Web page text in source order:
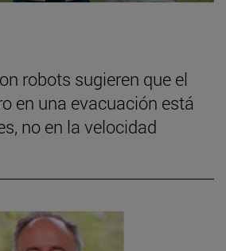
robots sugieren que el
en una evacuación está
no en la velocidad